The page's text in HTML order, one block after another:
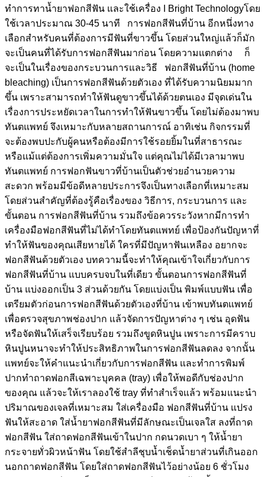
ทำการทาน้ำยาฟอกสีฟัน และใช้เครื่อง I Bright Technologyโดย
ใช้เวลาประมาณ 30-45 นาที การฟอกสีฟันที่บ้าน อีกหนึ่งทาง
เลือกสำหรับคนที่ต้องการมีฟันที่ขาวขึ้น โดยส่วนใหญ่แล้วก็มัก
จะเป็นคนที่ได้รับการฟอกสีฟันมาก่อน โดยความแตกต่าง ก็
จะเป็นในเรื่องของกระบวนการและวิธี ฟอกสีฟันที่บ้าน (home
bleaching) เป็นการฟอกสีฟันด้วยตัวเอง ที่ได้รับความนิยมมาก
ขึ้น เพราะสามารถทำให้ฟันดูขาวขึ้นได้ด้วยตนเอง มีจุดเด่นใน
เรื่องการประหยัดเวลาในการทำให้ฟันขาวขึ้น โดยไม่ต้องมาพบ
ทันตแพทย์ จึงเหมาะกับหลายสถานการณ์ อาทิเช่น กิจกรรมที่
จะต้องพบปะกับผู้คนหรือต้องมีการใช้รอยยิ้มในที่สาธารณะ
หรือแม้แต่ต้องการเพิ่มความมั่นใจ แต่คุณไม่ได้มีเวลามาพบ
ทันตแพทย์ การฟอกฟันขาวที่บ้านเป็นตัวช่วยอำนวยความ
สะดวก พร้อมมีข้อดีหลายประการจึงเป็นทางเลือกที่เหมาะสม
โดยส่วนสำคัญที่ต้องรู้คือเรื่องของ วิธีการ, กระบวนการ และ
ขั้นตอน การฟอกสีฟันที่บ้าน รวมถึงข้อควรระวังหากมีการทำ
เครื่องมือฟอกสีฟันที่ไม่ได้ทำโดยทันตแพทย์ เพื่อป้องกันปัญหาที่
ทำให้ฟันของคุณเสียหายได้ ใครที่มีปัญหาฟันเหลือง อยากจะ
ฟอกสีฟันด้วยตัวเอง บทความนี้จะทำให้คุณเข้าใจเกี่ยวกับการ
ฟอกสีฟันที่บ้าน แบบครบจบในที่เดียว ขั้นตอนการฟอกสีฟันที่
บ้าน แบ่งออกเป็น 3 ส่วนด้วยกัน โดยแบ่งเป็น พิมพ์แบบฟัน เพื่อ
เตรียมตัวก่อนการฟอกสีฟันด้วยตัวเองที่บ้าน เข้าพบทันตแพทย์
เพื่อตรวจสุขภาพช่องปาก แล้วจัดการปัญหาต่าง ๆ เช่น อุดฟัน
หรือจัดฟันให้เสร็จเรียบร้อย รวมถึงขูดหินปูน เพราะการมีคราบ
หินปูนหนาจะทำให้ประสิทธิภาพในการฟอกสีฟันลดลง จากนั้น
แพทย์จะให้คำแนะนำเกี่ยวกับการฟอกสีฟัน และทำการพิมพ์
ปากทำถาดฟอกสีเฉพาะบุคคล (tray) เพื่อให้พอดีกับช่องปาก
ของคุณ แล้วจะให้เราลองใช้ tray ที่ทำสำเร็จแล้ว พร้อมแนะนำ
ปริมาณของเจลที่เหมาะสม ใส่เครื่องมือ ฟอกสีฟันที่บ้าน แปรง
ฟันให้สะอาด ใส่น้ำยาฟอกสีฟันที่มีลักษณะเป็นเจลใส ลงที่ถาด
ฟอกสีฟัน ใส่ถาดฟอกสีฟันเข้าในปาก กดนวดเบา ๆ ให้น้ำยา
กระจายทั่วผิวหน้าฟัน โดยใช้สำลีชุบน้ำเช็ดน้ำยาส่วนที่เกินออก
นอกถาดฟอกสีฟัน โดยใส่ถาดฟอกสีฟันไว้อย่างน้อย 6 ชั่วโมง